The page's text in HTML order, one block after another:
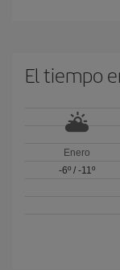
El tiempo
Enero
-6º/ -11º